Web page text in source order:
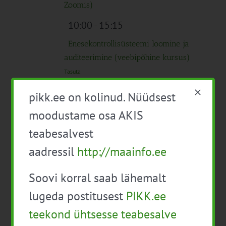
Zoomis)
10:00- 15:15
Enesekontrollisüsteemi loomine ja
auditeerimine (veebipõhine kursus)
Tasuta
10:00 alates
Ringbiomajanduse väärtusahelad
11:00 15:00
Tasuta
11:00-16:00
Lihaveiste heaolu farmikülastus
pikk.ee on kolinud. Nüüdsest
moodustame osa AKIS
teabesalvest
aadressil http://maainfo.ee
Soovi korral saab lähemalt
lugeda postitusest PIKK.ee
teekond ühtsesse teabesalve